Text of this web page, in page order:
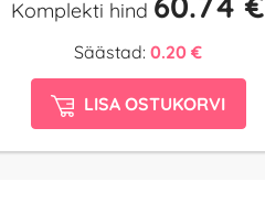
Komplekti hind
Säästad: 0.20 €
LISA OSTUKORVI